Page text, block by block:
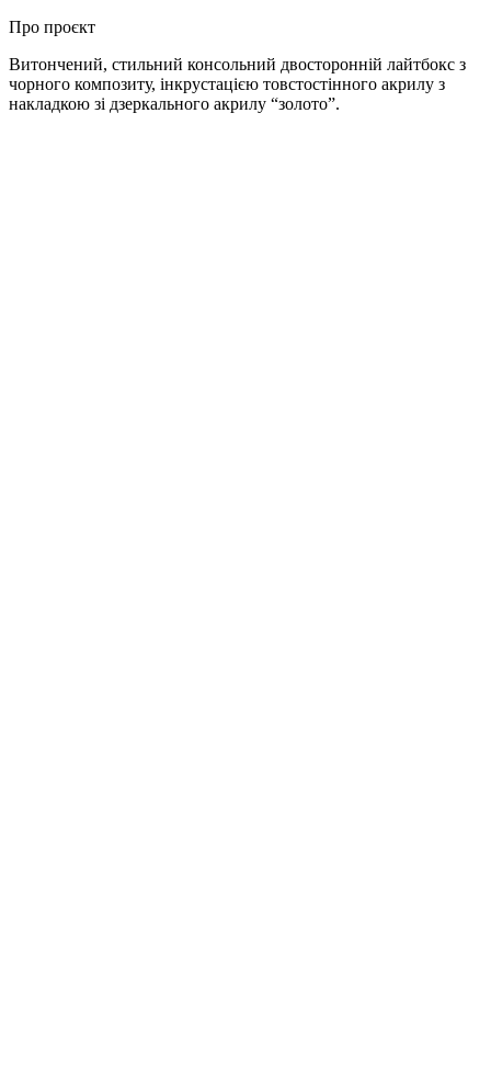
Про проєкт
Витончений, стильний консольний двосторонній лайтбокс з
чорного композиту, інкрустацією товстостінного акрилу з
накладкою зі дзеркального акрилу “золото”.